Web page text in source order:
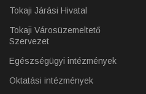
Tokaji Járási Hivatal
Tokaji Városüzemeltető
Szervezet
Egészségügyi intézmények
Oktatási intézmények